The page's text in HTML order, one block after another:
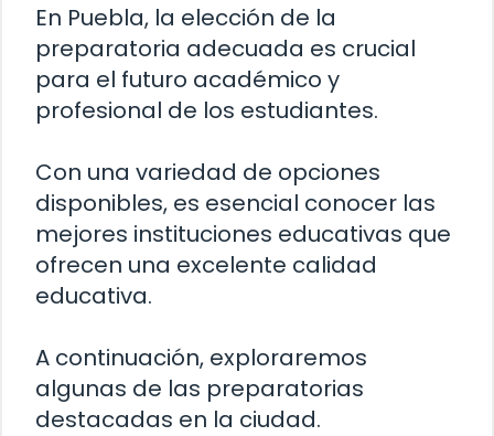
En Puebla, la elección de la
preparatoria adecuada es crucial
para el futuro académico y
profesional de los estudiantes.
Con una variedad de opciones
disponibles, es esencial conocer las
mejores instituciones educativas que
ofrecen una excelente calidad
educativa.
A continuación, exploraremos
algunas de las preparatorias
destacadas en la ciudad.